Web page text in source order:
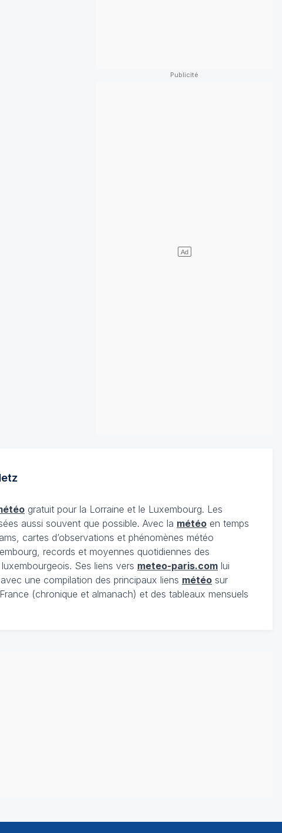
gratuit pour la Lorraine et le Luxembourg. Les
aussi souvent que possible. Avec la météo en temps
cartes d’observations et phénomènes météo
records et moyennes quotidiennes des
Ses liens vers meteo-paris.com lui
une compilation des principaux liens météo sur
(chronique et almanach) et des tableaux mensuels